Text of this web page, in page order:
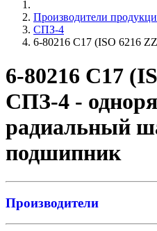
Производители
СПЗ-4
6-80216 С17 (ISO 6216
6-80216 С17
СПЗ-4 -
радиальный
подшипник
Производители